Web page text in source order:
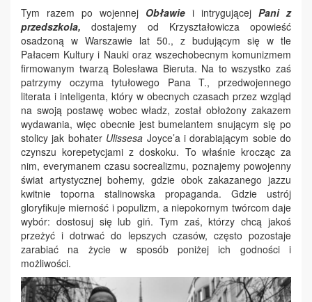
Tym razem po wojennej Obławie i intrygującej Pani z
przedszkola, dostajemy od Krzyształowicza opowieść
osadzoną w Warszawie lat 50., z budującym się w tle
Pałacem Kultury i Nauki oraz wszechobecnym komunizmem
firmowanym twarzą Bolesława Bieruta. Na to wszystko zaś
patrzymy oczyma tytułowego Pana T., przedwojennego
literata i inteligenta, który w obecnych czasach przez wzgląd
na swoją postawę wobec władz, został obłożony zakazem
wydawania, więc obecnie jest bumelantem snującym się po
stolicy jak bohater Ulissesa Joyce’a i dorabiającym sobie do
czynszu korepetycjami z doskoku. To właśnie krocząc za
nim, everymanem czasu socrealizmu, poznajemy powojenny
świat artystycznej bohemy, gdzie obok zakazanego jazzu
kwitnie toporna stalinowska propaganda. Gdzie ustrój
gloryfikuje mierność i populizm, a niepokornym twórcom daje
wybór: dostosuj się lub giń. Tym zaś, którzy chcą jakoś
przeżyć i dotrwać do lepszych czasów, często pozostaje
zarabiać na życie w sposób poniżej ich godności i
możliwości.